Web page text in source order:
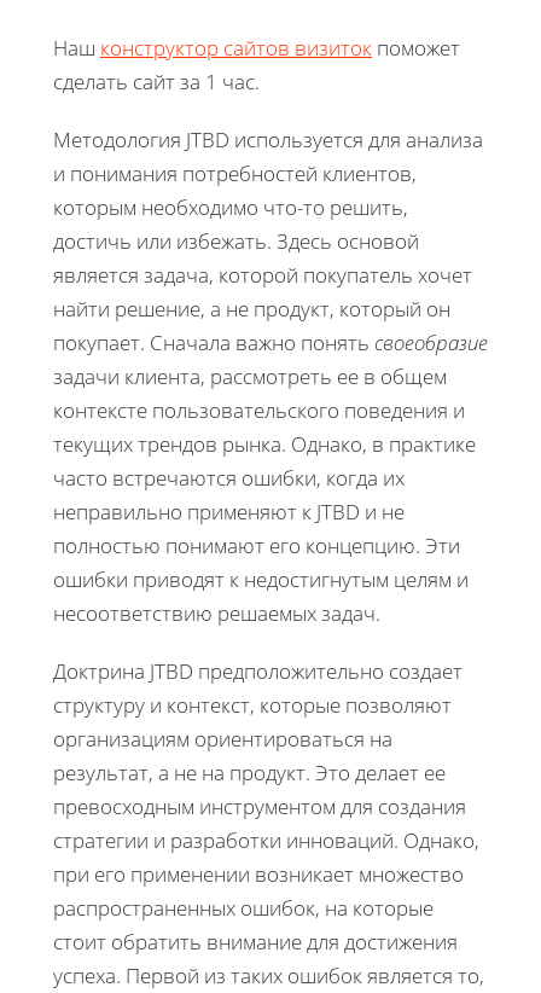
Наш конструктор сайтов визиток поможет
сделать сайт за 1 час.
Методология JTBD используется для анализа
и понимания потребностей клиентов,
которым необходимо что-то решить,
достичь или избежать. Здесь основой
является задача, которой покупатель хочет
найти решение, а не продукт, который он
покупает. Сначала важно понять своеобразие
задачи клиента, рассмотреть ее в общем
контексте пользовательского поведения и
текущих трендов рынка. Однако, в практике
часто встречаются ошибки, когда их
неправильно применяют к JTBD и не
полностью понимают его концепцию. Эти
ошибки приводят к недостигнутым целям и
несоответствию решаемых задач.
Доктрина JTBD предположительно создает
структуру и контекст, которые позволяют
организациям ориентироваться на
результат, а не на продукт. Это делает ее
превосходным инструментом для создания
стратегии и разработки инноваций. Однако,
при его применении возникает множество
распространенных ошибок, на которые
стоит обратить внимание для достижения
успеха. Первой из таких ошибок является то,